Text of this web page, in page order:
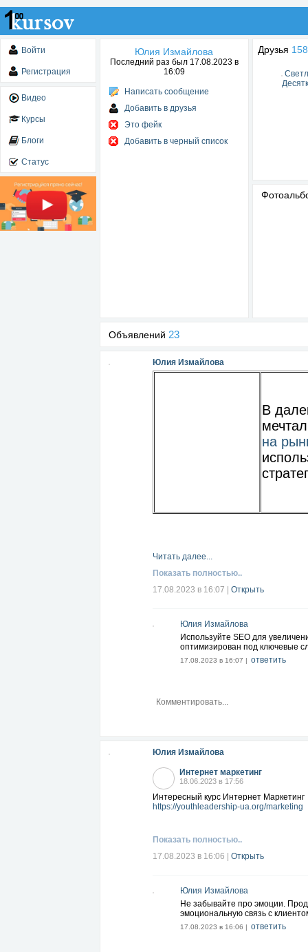
Войти
Регистрация
Видео
Курсы
Блоги
Статус
Юлия Измайлова
Последний раз был 17.08.2023 в
16:09
Написать сообщение
Добавить в друзья
Это фейк
Добавить в черный список
Друзья 158
Объявлений 23
Юлия Измайлова
В
на
Читать далее...
Показать полностью..
17.08.2023 в 16:07
Открыть
Юлия Измайлова
Используйте SEO для
оптимизирован под ключевые
17.08.2023 в 16:07 | ответить
Юлия Измайлова
Интернет маркетинг
18.06.2023 в 17:56
Интересный курс Интернет Маркетинг
https://youthleadership-ua.org/marketing
Показать полностью..
17.08.2023 в 16:06
Открыть
Юлия Измайлова
Не забывайте про эмоции.
эмоциональную связь с
17.08.2023 в 16:06 | ответить